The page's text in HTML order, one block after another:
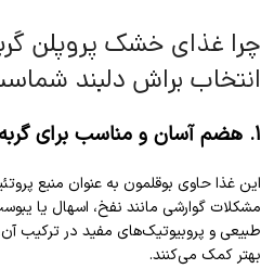
چرا غذای خشک پروپلن
انتخاب براش دلبند
۱. هضم آسان و مناسب برای گربه‌های حساس
این غذا حاوی بوقلمون به عنوان منبع
مشکلات گوارشی مانند نفخ، اسهال یا
طبیعی و پروبیوتیک‌های مفید در ترکیب
بهتر کمک می‌کنند.